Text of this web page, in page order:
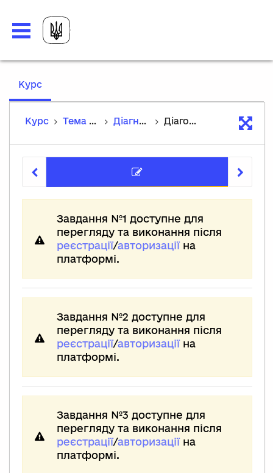
Курс,
Курс
Тема 1. Подорож мистецтвом минулих епох Діагностична робота Діагостична робота №1
Завдання №1 доступне для
перегляду та виконання після
реєстрації/авторизаціїна
платформі.
Завдання №2 доступне для
перегляду та виконання після
реєстрації/авторизаціїна
платформі.
Завдання №3 доступне для
перегляду та виконання після
реєстрації/авторизаціїна
платформі.